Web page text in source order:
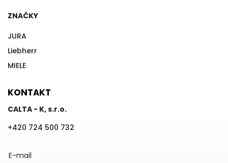
ZNAČKY
JURA
Liebherr
MIELE
KONTAKT
CALTA - K, s.r.o.
+420 724 500 732
E-mail